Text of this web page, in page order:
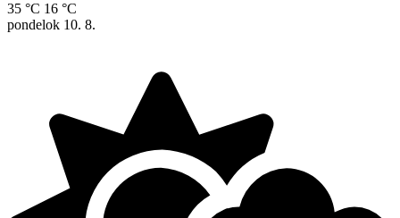
35 °C 16 °C
pondelok 10. 8.